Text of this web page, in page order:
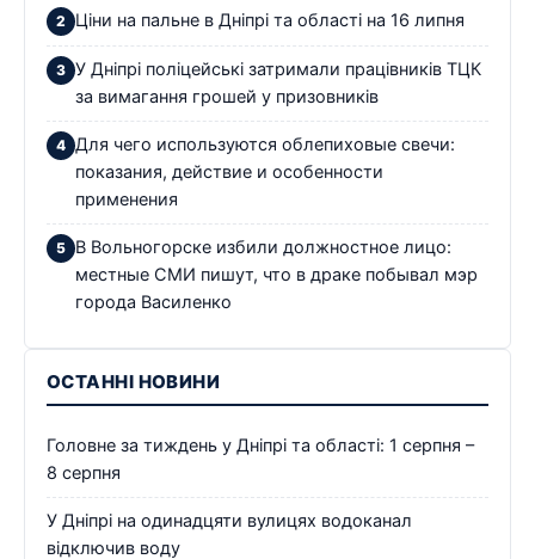
Ціни на пальне в Дніпрі та області на 16 липня
У Дніпрі поліцейські затримали працівників ТЦК
за вимагання грошей у призовників
Для чего используются облепиховые свечи:
показания, действие и особенности
применения
В Вольногорске избили должностное лицо:
местные СМИ пишут, что в драке побывал мэр
города Василенко
ОСТАННІ НОВИНИ
Головне за тиждень у Дніпрі та області: 1 серпня –
8 серпня
У Дніпрі на одинадцяти вулицях водоканал
відключив воду